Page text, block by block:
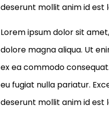
deserunt mollit anim id est
Lorem ipsum dolor sit
dolore magna aliqua. Ut
ex ea commodo
eu fugiat nulla pariatur.
deserunt mollit anim id est